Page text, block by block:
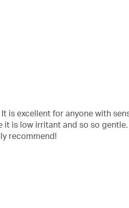
excellent for anyone with
is low irritant and so so gentle.
recommend!